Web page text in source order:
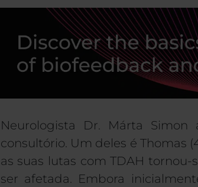
Neurologista Dr. Márta Simon
consultório. Um deles é Thomas
as suas lutas comTDAH tornou-
ser afetada. Embora